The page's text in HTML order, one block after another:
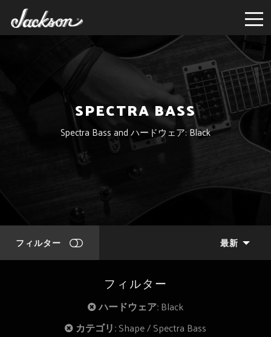
SPECTRA BASS
Spectra Bass and ハードウェア: Black
フィルター 最新
フィルター
ハードウェア:Black
カテゴリ:Shape Spectra Bass